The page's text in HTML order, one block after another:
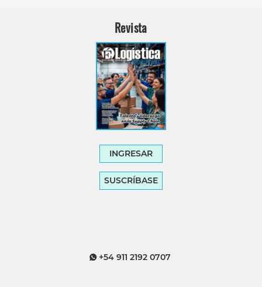
Revista
INGRESAR
SUSCRÍBASE
+54 911 2192 0707